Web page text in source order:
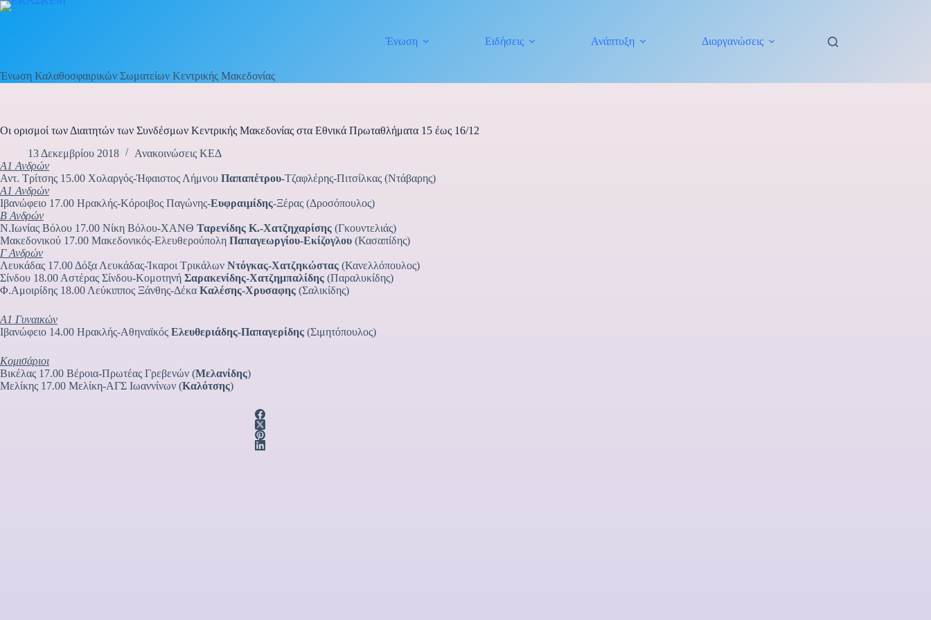
Μετάβαση
Ένωση Καλαθοσφαιρικών Σωματείων Κεντρικής Μακεδονίας
Ένωση Ειδήσεις Ανάπτυξη Διοργανώσεις
Οι ορισμοί των Διαιτητών των Συνδέσμων Κεντρικής Μακεδονίας στα Εθνικά Πρωταθλήματα 15 έως 16/12
13 Δεκεμβρίου 2018
Ανακοινώσεις ΚΕΔ
Α1 Ανδρών
Αντ. Τρίτσης 15.00 Χολαργός-Ήφαιστος Λήμνου Παπαπέτρου-Τζαφλέρης-Πιτσίλκας (Ντάβαρης)
Α1 Ανδρών
Ιβανώφειο 17.00 Ηρακλής-Κόροιβος Παγώνης-Ευφραιμίδης-Ξέρας (Δροσόπουλος)
Β Ανδρών
Ν.Ιωνίας Βόλου 17.00 Νίκη Βόλου-ΧΑΝΘ Ταρενίδης Κ.-Χατζηχαρίσης (Γκουντελιάς)
Μακεδονικού 17.00 Μακεδονικός-Ελευθερούπολη Παπαγεωργίου-Εκίζογλου (Κασαπίδης)
Γ Ανδρών
Λευκάδας 17.00 Δόξα Λευκάδας-Ίκαροι Τρικάλων Ντόγκας-Χατζηκώστας (Κανελλόπουλος)
Σίνδου 18.00 Αστέρας Σίνδου-Κομοτηνή Σαρακενίδης-Χατζημπαλίδης (Παραλυκίδης)
Φ.Αμοιρίδης 18.00 Λεύκιππος Ξάνθης-Δέκα Καλέσης-Χρυσαφης (Σαλικίδης)
Α1 Γυναικών
Ιβανώφειο 14.00 Ηρακλής-Αθηναϊκός Ελευθεριάδης-Παπαγερίδης (Σιμητόπουλος)
Κομισάριοι
Βικέλας 17.00 Βέροια-Πρωτέας Γρεβενών (Μελανίδης)
Μελίκης 17.00 Μελίκη-ΑΓΣ Ιωαννίνων (Καλότσης)